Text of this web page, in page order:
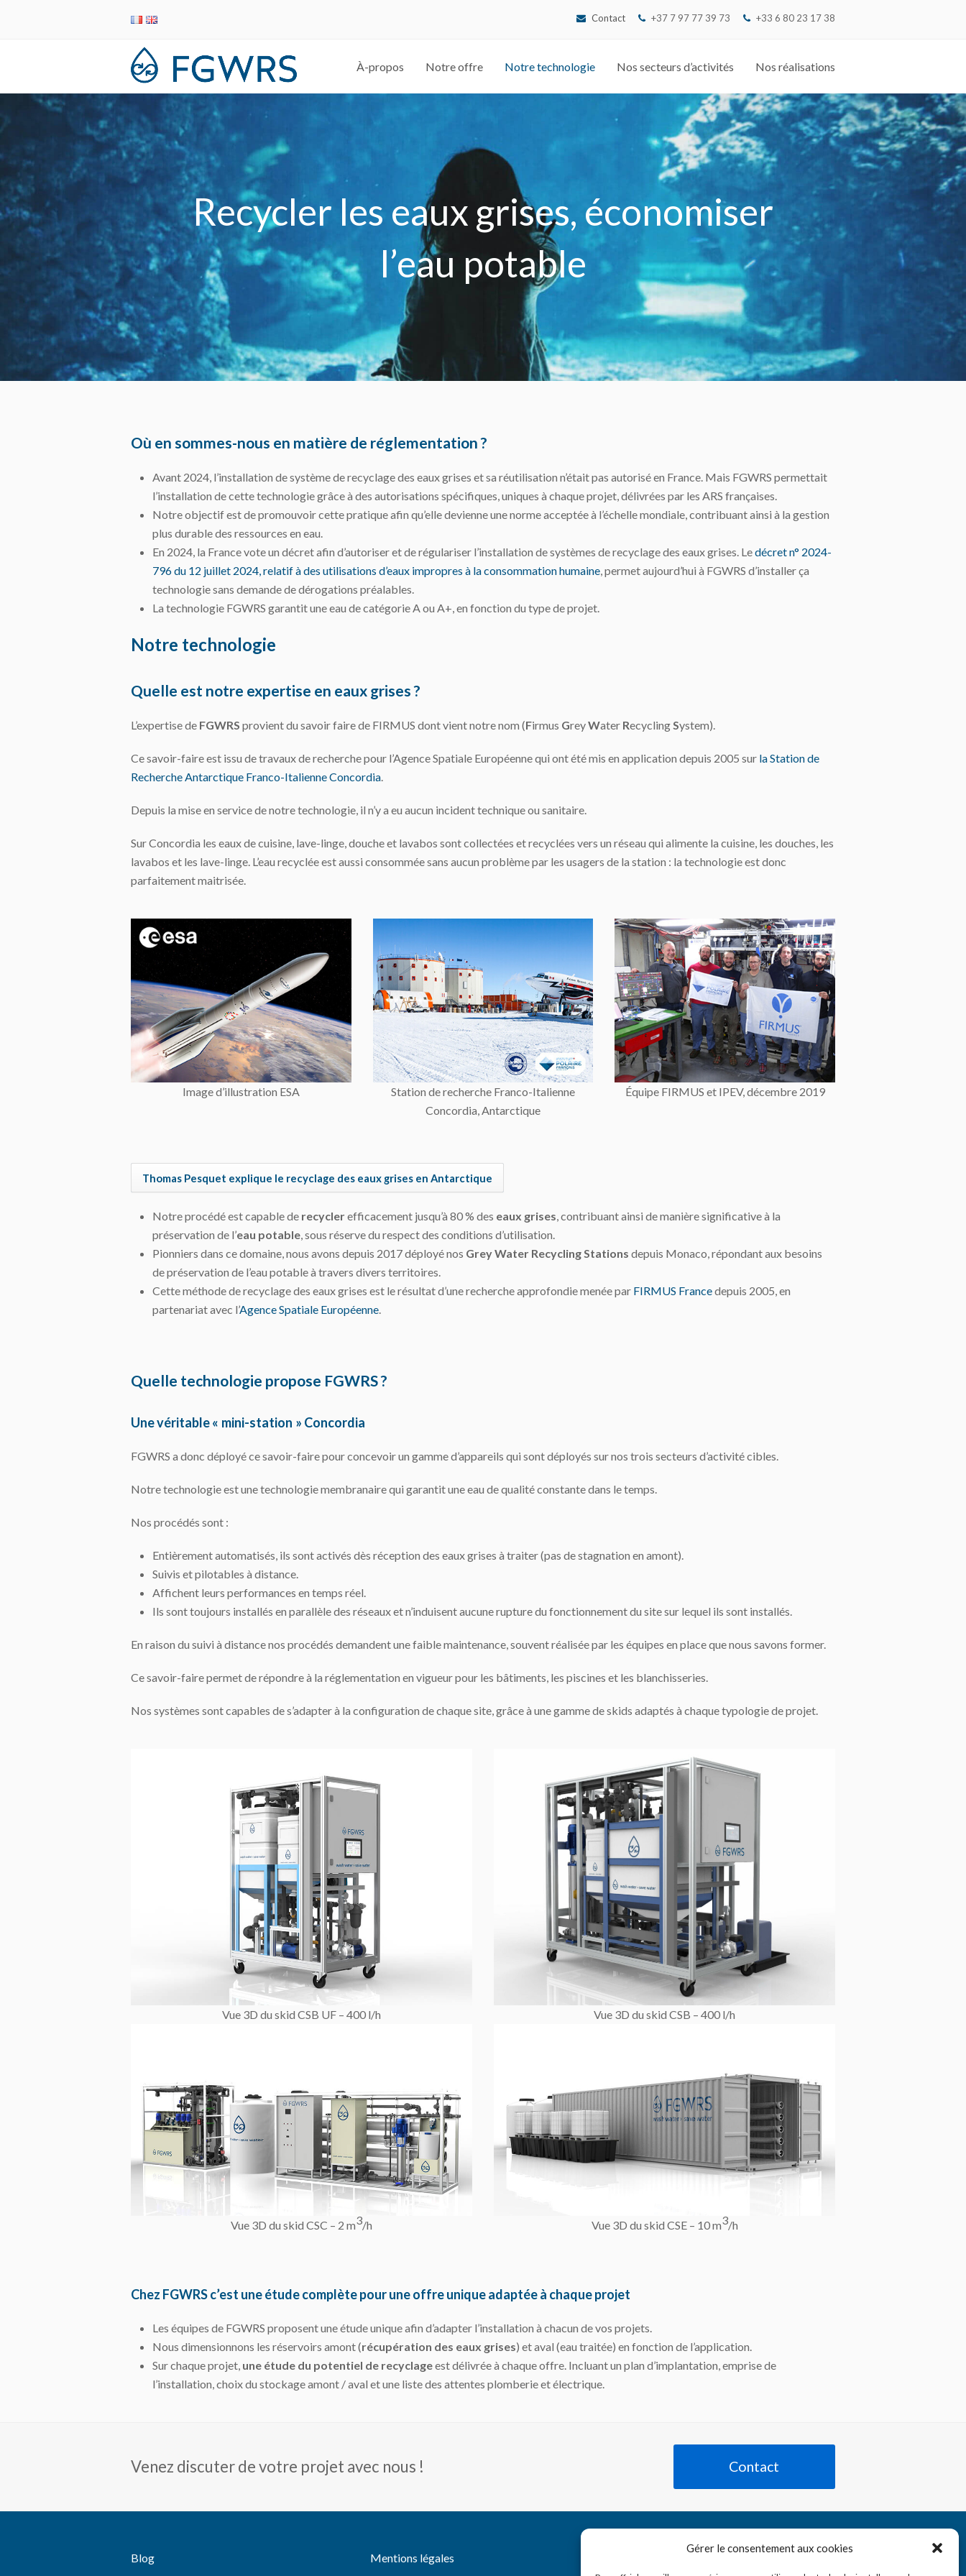
Gérer le consentement aux cookies
Contact +37 7 97 77 39 73 ‭+33 6 80 23 17 38‬
À-propos Notre offre Notre technologie Nos secteurs d’activités Nos réalisations
Recycler les eaux grises, économiser
l’eau potable
Où en sommes-nous en matière de réglementation ?
Avant 2024, l’installation de système de recyclage des eaux grises et sa réutilisation n’était pas autorisé en France. Mais FGWRS permettait
l’installation de cette technologie grâce à des autorisations spécifiques, uniques à chaque projet, délivrées par les ARS françaises.
Notre objectif est de promouvoir cette pratique afin qu’elle devienne une norme acceptée à l’échelle mondiale, contribuant ainsi à la gestion
plus durable des ressources en eau.
En 2024, la France vote un décret afin d’autoriser et de régulariser l’installation de systèmes de recyclage des eaux grises. Ledécret n° 2024-
796 du 12 juillet 2024, relatif à des utilisations d’eaux impropres à la consommation humaine, permet aujourd’hui à FGWRS d’installer ça
technologie sans demande de dérogations préalables.
La technologie FGWRS garantit une eau de catégorie A ou A+, en fonction du type de projet.
Notre technologie
Quelle est notre expertise en eaux grises ?
L’expertise de FGWRS provient du savoir faire de FIRMUS dont vient notre nom (Firmus GreyWater RecyclingSystem).
Ce savoir-faire est issu de travaux de recherche pour l’Agence Spatiale Européenne qui ont été mis en application depuis 2005 sur la Station de
Recherche Antarctique Franco-Italienne Concordia.
Depuis la mise en service de notre technologie, il n’y a eu aucun incident technique ou sanitaire.
Sur Concordia les eaux de cuisine, lave-linge, douche et lavabos sont collectées et recyclées vers un réseau qui alimente la cuisine, les douches, les
lavabos et les lave-linge. L’eau recyclée est aussi consommée sans aucun problème par les usagers de la station : la technologie est donc
parfaitement maitrisée.
Image d’illustration ESA
Station de recherche Franco-Italienne
Concordia, Antarctique
Équipe FIRMUS et IPEV, décembre 2019
Thomas Pesquet explique le recyclage des eaux grises en Antarctique
Notre procédé est capable de recyclerefficacement jusqu’à 80 % des eaux grises, contribuant ainsi de manière significative à la
préservation de l’eau potable, sous réserve du respect des conditions d’utilisation.
Pionniers dans ce domaine, nous avons depuis 2017 déployé nos Grey Water Recycling Stations depuis Monaco, répondant aux besoins
de préservation de l’eau potable à travers divers territoires.
Cette méthode de recyclage des eaux grises est le résultat d’une recherche approfondie menée par FIRMUS Francedepuis 2005, en
partenariat avec l’Agence Spatiale Européenne.
Quelle technologie propose FGWRS ?
Une véritable « mini-station » Concordia
FGWRS a donc déployé ce savoir-faire pour concevoir un gamme d’appareils qui sont déployés sur nos trois secteurs d’activité cibles.
Notre technologie est une technologie membranaire qui garantit une eau de qualité constante dans le temps.
Nos procédés sont :
Entièrement automatisés, ils sont activés dès réception des eaux grises à traiter (pas de stagnation en amont).
Suivis et pilotables à distance.
Affichent leurs performances en temps réel.
Ils sont toujours installés en parallèle des réseaux et n’induisent aucune rupture du fonctionnement du site sur lequel ils sont installés.
En raison du suivi à distance nos procédés demandent une faible maintenance, souvent réalisée par les équipes en place que nous savons former.
Ce savoir-faire permet de répondre à la réglementation en vigueur pour les bâtiments, les piscines et les blanchisseries.
Nos systèmes sont capables de s’adapter à la configuration de chaque site, grâce à une gamme de skids adaptés à chaque typologie de projet.
Vue 3D du skid CSB UF – 400 l/h
Vue 3D du skid CSC – 2 m3/h
Vue 3D du skid CSB – 400 l/h
Vue 3D du skid CSE – 10 m3/h
Chez FGWRS c’est une étude complète pour une offre unique adaptée à chaque projet
Les équipes de FGWRS proposent une étude unique afin d’adapter l’installation à chacun de vos projets.
Nous dimensionnons les réservoirs amont (récupération des eaux grises) et aval (eau traitée) en fonction de l’application.
Sur chaque projet, une étude du potentiel de recyclageest délivrée à chaque offre. Incluant un plan d’implantation, emprise de
l’installation, choix du stockage amont / aval et une liste des attentes plomberie et électrique.
Venez discuter de votre projet avec nous ! Contact
Blog Mentions légales LinkedIn